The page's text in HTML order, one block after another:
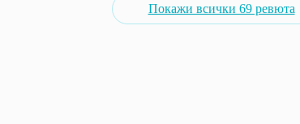
Покажи всички 69 ревюта